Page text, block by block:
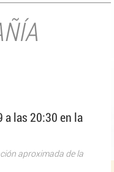
a las 20:30 en la
aproximada de la